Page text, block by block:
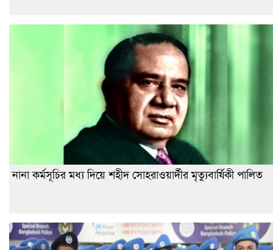
নানা কর্মসূচির মধ্য দিয়ে শহীদ সোহরাওয়ার্দীর মৃত্যুবার্ষিকী পালিত